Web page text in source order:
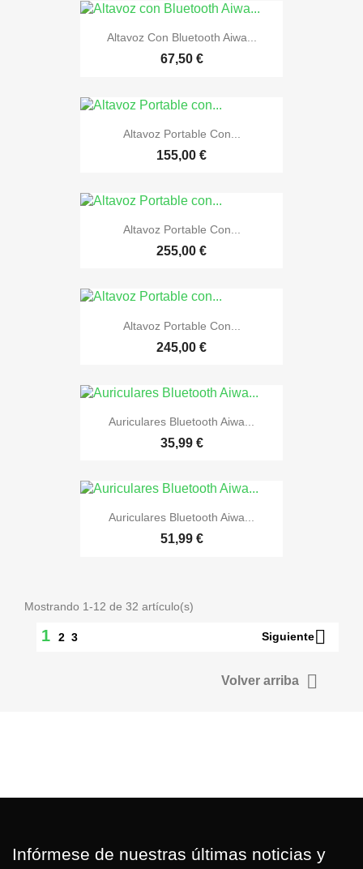
Altavoz Con Bluetooth Aiwa...
67,50 €
Altavoz Portable Con...
155,00 €
Altavoz Portable Con...
255,00 €
Altavoz Portable Con...
245,00 €
Auriculares Bluetooth Aiwa...
35,99 €
Auriculares Bluetooth Aiwa...
51,99 €
Mostrando 1-12 de 32 artículo(s)
1 2 3 Siguiente
Volver arriba 
Infórmese de nuestras últimas noticias y